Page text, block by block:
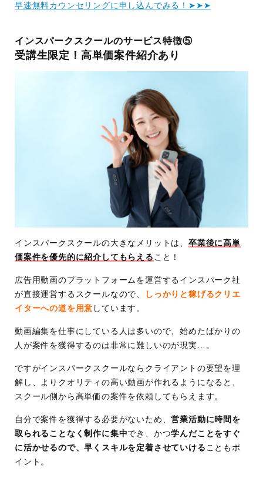
早速無料カウンセリングに申し込んでみる！➤➤➤
インスパークスクールのサービス特徴⑤
受講生限定！高単価案件紹介あり
インスパークスクールの大きなメリットは、 卒業後に高単
価案件を優先的に紹介してもらえる こと！
広告用動画のプラットフォームを運営するインスパーク社
が直接運営するスクールなので、
しっかりと稼げるクリエ
イターへの道を用意 しています。
動画編集を仕事にしている人は多いので、始めたばかりの
人が案件を獲得するのは非常に難しいのが現実…。
ですがインスパークスクールならクライアントの要望を理
解し、よりクオリティの高い動画が作れるようになると、
スクール側から高単価の案件を依頼してもらえます。
自分で案件を獲得する必要がないため、営業活動に時間を
取られることなく制作に集中でき、かつ学んだことをすぐ
に活かせるので、早くスキルを定着させていける こともポ
イント。